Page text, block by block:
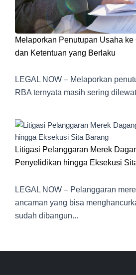
Melaporkan Penutupan Usaha
dan Ketentuan yang Berlaku
LEGAL NOW – Melaporkan
RBA ternyata masih sering
Litigasi Pelanggaran Merek
Penyelidikan hingga Eksekusi
LEGAL NOW – Pelanggaran
ancaman yang bisa
sudah dibangun...